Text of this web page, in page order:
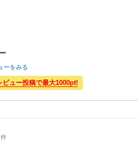
ーをみる
ビュー投稿で最大1000pt!